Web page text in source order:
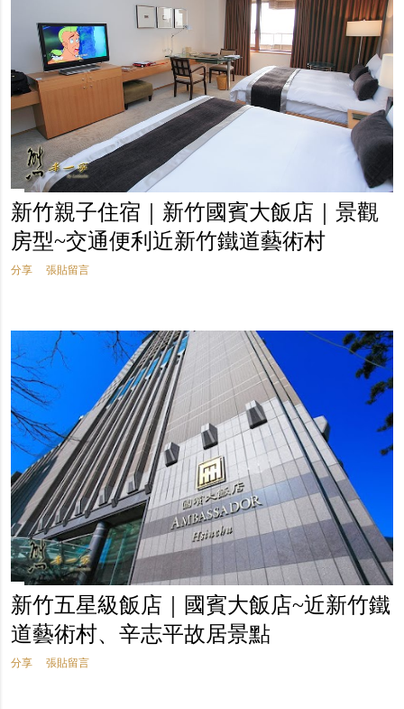
新竹親子住宿｜新竹國賓大飯店｜景觀
房型~交通便利近新竹鐵道藝術村
分享 張貼留言
新竹五星級飯店｜國賓大飯店~近新竹鐵
道藝術村、辛志平故居景點
分享 張貼留言